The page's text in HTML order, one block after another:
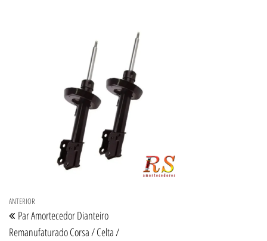
Navegação de Post
Post anterior
ANTERIOR
Par Amortecedor Dianteiro
Remanufaturado Corsa / Celta /